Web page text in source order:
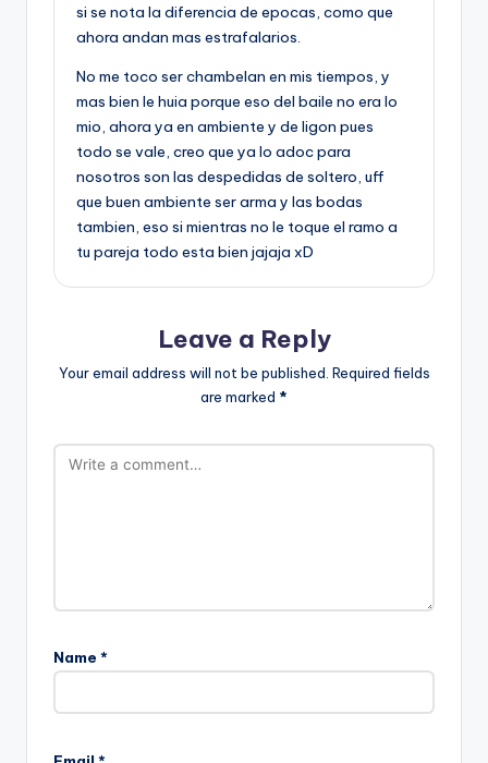
si se nota la diferencia de epocas, como que
ahora andan mas estrafalarios.
No me toco ser chambelan en mis tiempos, y
mas bien le huia porque eso del baile no era lo
mio, ahora ya en ambiente y de ligon pues
todo se vale, creo que ya lo adoc para
nosotros son las despedidas de soltero, uff
que buen ambiente ser arma y las bodas
tambien, eso si mientras no le toque el ramo a
tu pareja todo esta bien jajaja xD
Leave a Reply
Your email address will not be published. Required fields
are marked *
Name *